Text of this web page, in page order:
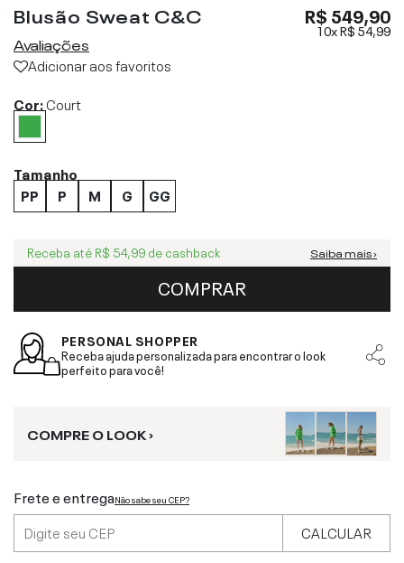
Blusão Sweat C&C
Avaliações
Adicionar aos favoritos
R$ 549,90
10xR$ 54,99
Cor:Court
Tamanho
PP
P M G GG
Receba até R$ 54,99 de cashback Saiba mais ›
COMPRAR
PERSONAL SHOPPER
Receba ajuda personalizada para encontrar o look
perfeito para você!
COMPRE O LOOK ›
Frete e entregaNão sabe seu CEP?
CALCULAR